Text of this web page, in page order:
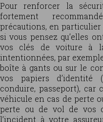
Pour renforcer la
fortement
précautions, en particulier
si vous pensez qu’elles
vos clés de voiture à
intentionnées, par
boîte à gants ou sur le
vos papiers d’identité
conduire, passeport),
véhicule en cas de perte
perte ou de vol de vos
l’incident à votre